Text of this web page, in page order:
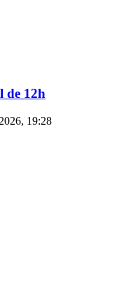
de 12h
19:28